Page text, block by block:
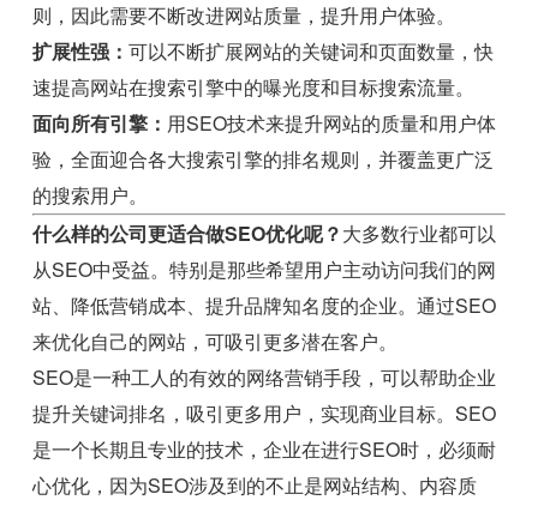
则，因此需要不断改进网站质量，提升用户体验。
扩展性强：可以不断扩展网站的关键词和页面数量，快
速提高网站在搜索引擎中的曝光度和目标搜索流量。
面向所有引擎： 用SEO技术来提升网站的质量和用户体
验，全面迎合各大搜索引擎的排名规则，并覆盖更广泛
的搜索用户。
什么样的公司更适合做SEO优化呢？大多数行业都可以
从SEO中受益。特别是那些希望用户主动访问我们的网
站、降低营销成本、提升品牌知名度的企业。通过SEO
来优化自己的网站，可吸引更多潜在客户。
SEO是一种工人的有效的网络营销手段，可以帮助企业
提升关键词排名，吸引更多用户，实现商业目标。SEO
是一个长期且专业的技术，企业在进行SEO时，必须耐
心优化，因为SEO涉及到的不止是网站结构、内容质